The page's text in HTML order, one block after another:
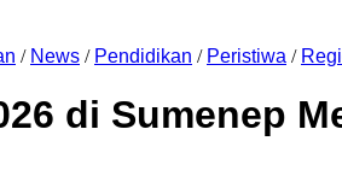
/ News / Pendidikan / Peristiwa /
di Sumenep